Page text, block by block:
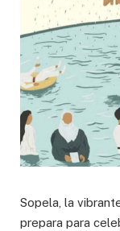
Sopela, la
prepara para